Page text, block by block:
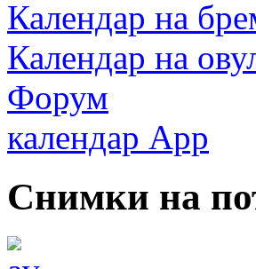
Календар на
Календар на
Форум
календар App
Снимки на